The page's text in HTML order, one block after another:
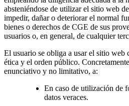
absteniéndose de utilizar el sitio web
impedir, dañar o deteriorar el normal
bienes o derechos de CGE de sus
usuarios o, en general, de cualquier
El usuario se obliga a usar el sitio web
ética y el orden público.
enunciativo y no limitativo, a:
En caso de utilización de
datos veraces.